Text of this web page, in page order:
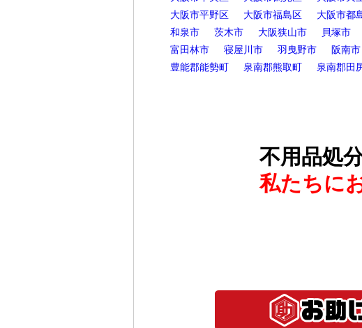
大阪市平野区
大阪市福島区 大阪市都
和泉市
茨木市 大阪狭山市 貝塚市
富田林市
寝屋川市 羽曳野市 阪南市
豊能郡能勢町
泉南郡熊取町 泉南郡田
不用品処
私たちに